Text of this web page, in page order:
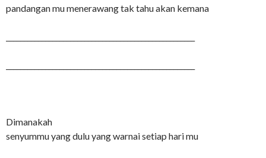
pandangan mu menerawang tak tahu akan kemana
Dimanakah
senyummu yang dulu yang warnai setiap hari mu